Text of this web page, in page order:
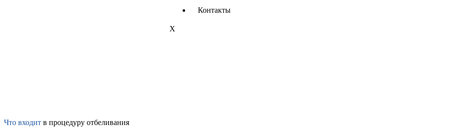
Контакты
X
Что входит в процедуру отбеливания